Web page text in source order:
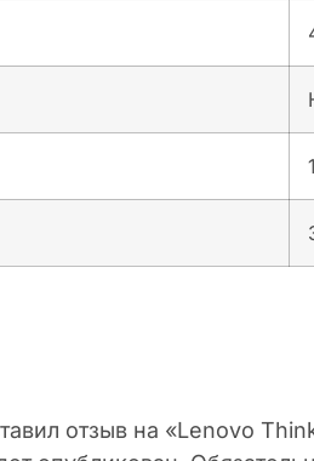
отзыв на «Lenovo